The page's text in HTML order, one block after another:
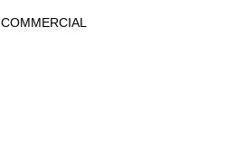
COMMERCIAL